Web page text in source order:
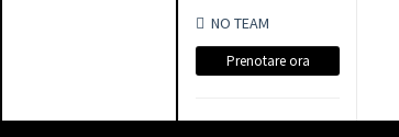
NO TEAM
Prenotare ora